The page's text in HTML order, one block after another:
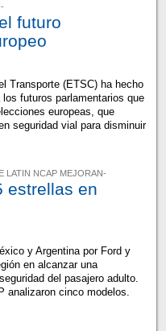
futuro
Transporte (ETSC) ha hecho
futuros parlamentarios que
europeas, que
seguridad vial para disminuir
LATIN NCAP MEJORAN-
estrellas en
y Argentina por Ford y
en alcanzar una
del pasajero adulto.
analizaron cinco modelos.